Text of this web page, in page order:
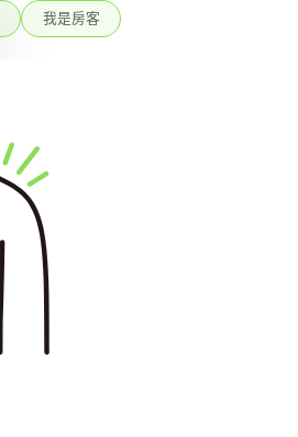
我是房客